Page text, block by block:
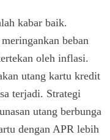
kabar baik.
beban
oleh inflasi.
utang kartu kredit
terjadi. Strategi
utang berbunga
dengan APR lebih